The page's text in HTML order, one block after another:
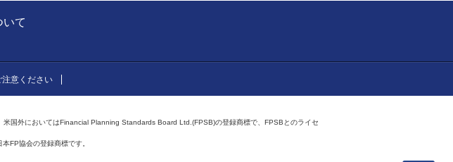
いて
注意ください
米国外においてはFinancial Planning Standards Board Ltd.(FPSB)の登録商標で、FPSBとのライセ
FP協会の登録商標です。